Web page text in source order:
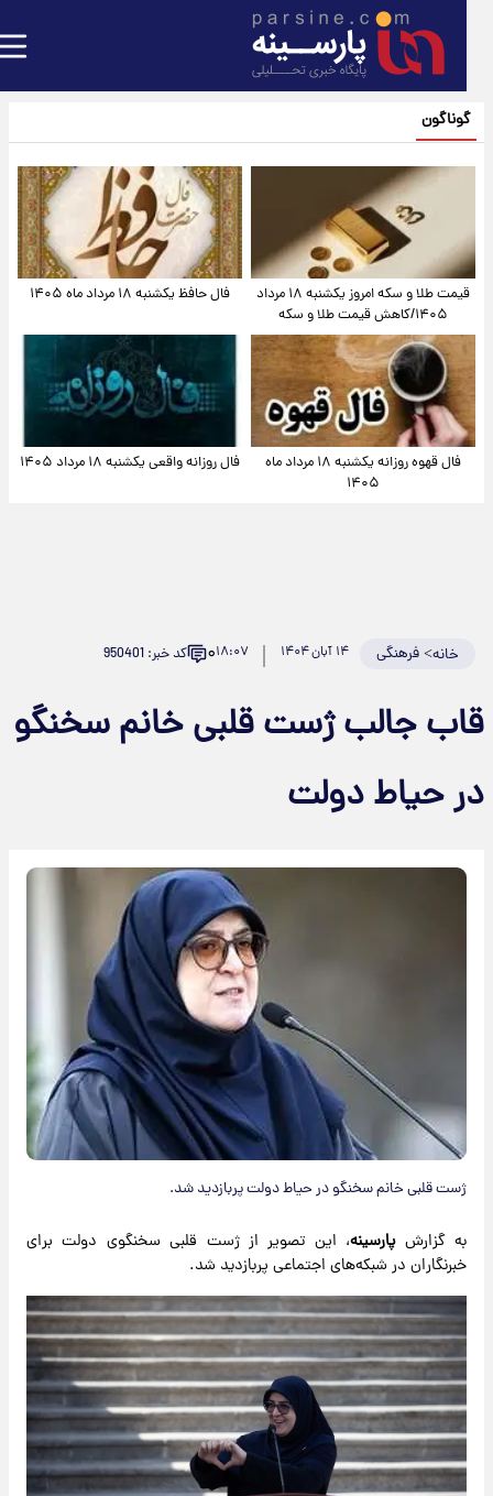
گوناگون
قیمت طلا و سکه امروز یکشنبه ۱۸ مرداد
۱۴۰۵/کاهش قیمت طلا و سکه
فال حافظ یکشنبه ۱۸ مرداد ماه ۱۴۰۵
فال قهوه روزانه یکشنبه ۱۸ مرداد ماه
۱۴۰۵
فال روزانه واقعی یکشنبه ۱۸ مرداد ۱۴۰۵
خانه>فرهنگی ۱۸:۰۷۰ کد خبر: 950401
جالب ژست قلبی خانم سخنگو
حیاط دولت
ژست قلبی خانم سخنگو در حیاط دولت پربازدید شد.
به گزارشپارسینه، این تصویر از ژست قلبی سخنگوی دولت برای
خبرنگاران در شبکه‌های اجتماعی پربازدید شد.